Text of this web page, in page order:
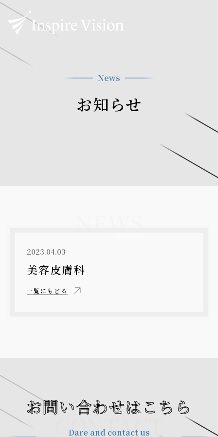
News
お知らせ
2023.04.03
美容皮膚科
一覧にもどる
CONTACT
お問い合わせはこちら
Dare and contact us